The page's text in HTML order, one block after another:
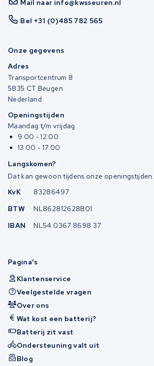
Mail naar info@kwsseuren.nl
Bel +31 (0)485 782 565
Onze gegevens
Adres
Transportcentrum 8
5835 CT Beugen
Nederland
Openingstijden
Maandag t/m vrijdag
9:00 - 12:00
13:00 - 17:00
Langskomen?
Dat kan gewoon tijdens onze openingstijden.
KvK
83286497
BTW
NL862812628B01
IBAN
NL54 0367 8698 37
Pagina's
Klantenservice
Veelgestelde vragen
Over ons
Wat kost een batterij?
Batterij zit vast
Ondersteuning valt uit
Blog